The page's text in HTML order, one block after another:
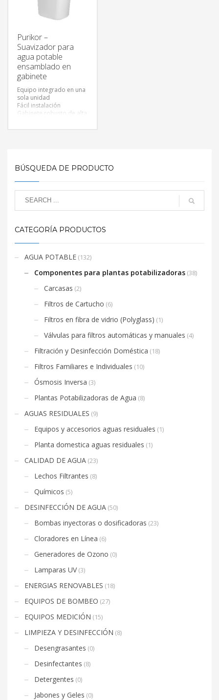
Purikor –
Suavizador para
agua potable
ensamblado en
gabinete
Equipo integrado en una
sola unidad
Fácil instalación
Gabinete robusto de alta
Incluye 25 litros de resina
BÚSQUEDA DE PRODUCTO
CATEGORÍA PRODUCTOS
AGUA POTABLE (132)
Componentes para plantas potabilizadoras (38)
Carcasas (2)
Filtros de Cartucho (6)
Filtros en fibra de vidrio (Polyglass) (1)
Válvulas para filtros automáticas y manuales (4)
Filtración y Desinfección Doméstica (18)
Filtros Familiares e Individuales (10)
Ósmosis Inversa (3)
Plantas Potabilizadoras de Agua (8)
AGUAS RESIDUALES (9)
Equipos y accesorios aguas residuales (1)
Planta domestica aguas residuales (1)
CALIDAD DE AGUA (23)
Lechos Filtrantes (8)
Químicos (5)
DESINFECCIÓN DE AGUA (50)
Bombas inyectoras o dosificadoras (23)
Cloradores en Línea (6)
Generadores de Ozono (0)
Lamparas UV (3)
ENERGIAS RENOVABLES (18)
EQUIPOS DE BOMBEO (27)
EQUIPOS MEDICIÓN (15)
LIMPIEZA Y DESINFECCIÓN (8)
Desengrasantes (0)
Desinfectantes (8)
Detergentes (0)
Jabones y Geles (0)